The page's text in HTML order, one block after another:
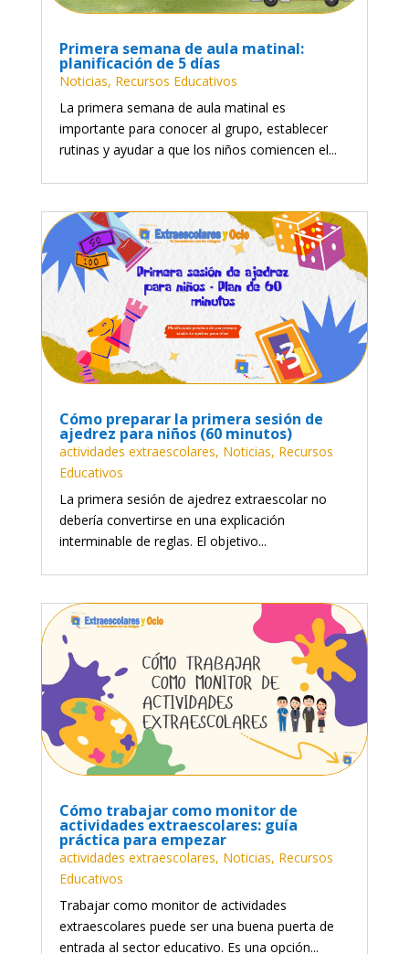
Primera semana de aula matinal:
planificación de 5 días
Noticias, Recursos Educativos
La primera semana de aula matinal es
importante para conocer al grupo, establecer
rutinas y ayudar a que los niños comiencen el...
Cómo preparar la primera sesión de
ajedrez para niños (60 minutos)
actividades extraescolares, Noticias, Recursos
Educativos
La primera sesión de ajedrez extraescolar no
debería convertirse en una explicación
interminable de reglas. El objetivo...
Cómo trabajar como monitor de
actividades extraescolares: guía
práctica para empezar
actividades extraescolares, Noticias, Recursos
Educativos
Trabajar como monitor de actividades
extraescolares puede ser una buena puerta de
entrada al sector educativo. Es una opción...